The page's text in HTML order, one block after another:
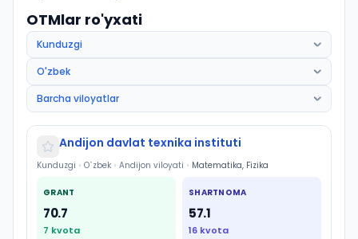
OTMlar ro'yxati
Andijon davlat texnika instituti
Kunduzgi • O`zbek • Andijon viloyati • Matematika, Fizika
GRANT
70.7
7 kvota
SHARTNOMA
57.1
16 kvota